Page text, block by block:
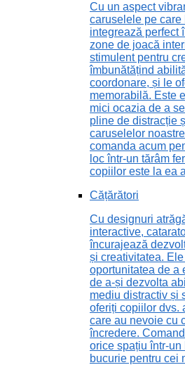
Cu un aspect
caruselele pe care
integrează perfect
zone de joacă
stimulent pentru
îmbunătățind
coordonare, și le
memorabilă. Este
mici ocazia de a
pline de distracție
caruselelor
comanda acum
loc într-un tărâm
copiilor este la ea
Cățărători
Cu designuri
interactive,
încurajează
și creativitatea.
oportunitatea de a
de a-și dezvolta
mediu distractiv și
oferiți copiilor dvs.
care au nevoie cu
încredere.
orice spațiu într-
bucurie pentru cei